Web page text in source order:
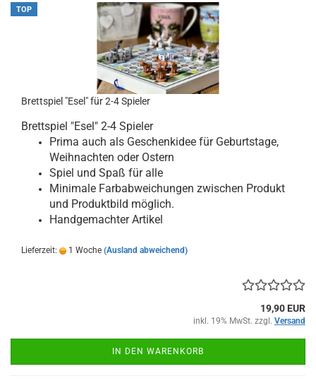
TOP
Brettspiel "Esel" für 2-4 Spieler
Brettspiel "Esel" 2-4 Spieler
Prima auch als Geschenkidee für Geburtstage,
Weihnachten oder Ostern
Spiel und Spaß für alle
Minimale Farbabweichungen zwischen Produkt
und Produktbild möglich.
Handgemachter Artikel
Lieferzeit: 1 Woche (Ausland abweichend)
19,90 EUR
inkl. 19% MwSt. zzgl. Versand
IN DEN WARENKORB